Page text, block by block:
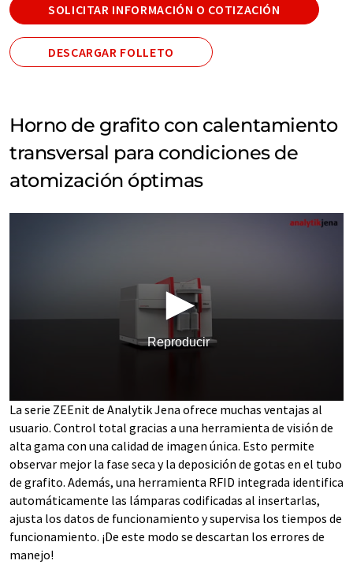
SOLICITAR INFORMACIÓN O COTIZACIÓN
DESCARGAR FOLLETO
Horno de grafito con calentamiento
transversal para condiciones de
atomización óptimas
La serie ZEEnit de Analytik Jena ofrece muchas ventajas al
usuario. Control total gracias a una herramienta de visión de
alta gama con una calidad de imagen única. Esto permite
observar mejor la fase seca y la deposición de gotas en el tubo
de grafito. Además, una herramienta RFID integrada identifica
automáticamente las lámparas codificadas al insertarlas,
ajusta los datos de funcionamiento y supervisa los tiempos de
funcionamiento. ¡De este modo se descartan los errores de
manejo!
0
seconds
of
4
minutes,
21
seconds
Reproducir